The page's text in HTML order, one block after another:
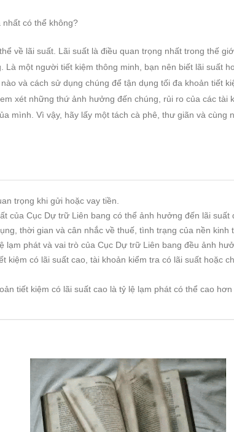
nhất có thể không?
về lãi suất. Lãi suất là điều quan trọng nhất trong thế
Là một người tiết kiệm thông minh, bạn nên biết lãi suất
và cách sử dụng chúng để tận dụng tối đa khoản tiết
xét những thứ ảnh hưởng đến chúng, rủi ro của các tài
mình. Vì vậy, hãy lấy một tách cà phê, thư giãn và cùng
trọng khi gửi hoặc vay tiền.
của Cục Dự trữ Liên bang có thể ảnh hưởng đến lãi suất
thời gian và cân nhắc về thuế, tình trạng của nền kinh
lạm phát và vai trò của Cục Dự trữ Liên bang đều ảnh
kiệm có lãi suất cao, tài khoản kiểm tra có lãi suất hoặc
tiết kiệm có lãi suất cao là tỷ lệ lạm phát có thể cao